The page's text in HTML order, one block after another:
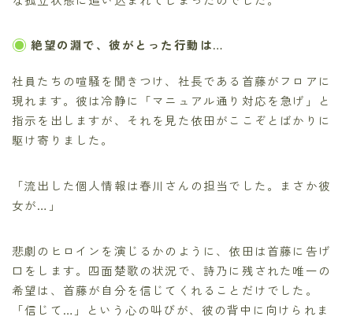
絶望の淵で、彼がとった行動は…
社員たちの喧騒を聞きつけ、社長である首藤がフロアに
現れます。彼は冷静に「マニュアル通り対応を急げ」と
指示を出しますが、それを見た依田がここぞとばかりに
駆け寄りました。
「流出した個人情報は春川さんの担当でした。まさか彼
女が…」
悲劇のヒロインを演じるかのように、依田は首藤に告げ
口をします。四面楚歌の状況で、詩乃に残された唯一の
希望は、首藤が自分を信じてくれることだけでした。
「信じて…」という心の叫びが、彼の背中に向けられま